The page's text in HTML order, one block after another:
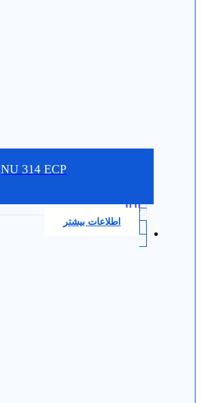
NU 314 ECP
0.0
اطلاعات بیشتر